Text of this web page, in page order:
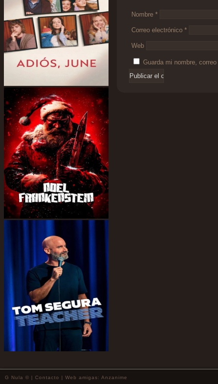
Nombre *
Correo electrónico *
Web
Guarda mi nombre,
G Nula © | Contacto | Web amigas: Anzanime